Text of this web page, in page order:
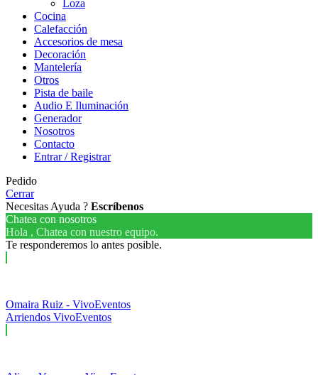
Loza
Cocina
Calefacción
Accesorios de mesa
Decoración
Mantelería
Otros
Pista de baile
Audio E Iluminación
Generador
Nosotros
Contacto
Entrar / Registrar
Pedido
Cerrar
Necesitas Ayuda ? Escríbenos
Chatea con nosotros
Hola , Chatea con nuestro equipo.
Te responderemos lo antes posible.
Omaira Ruiz - VivoEventos
Arriendos VivoEventos